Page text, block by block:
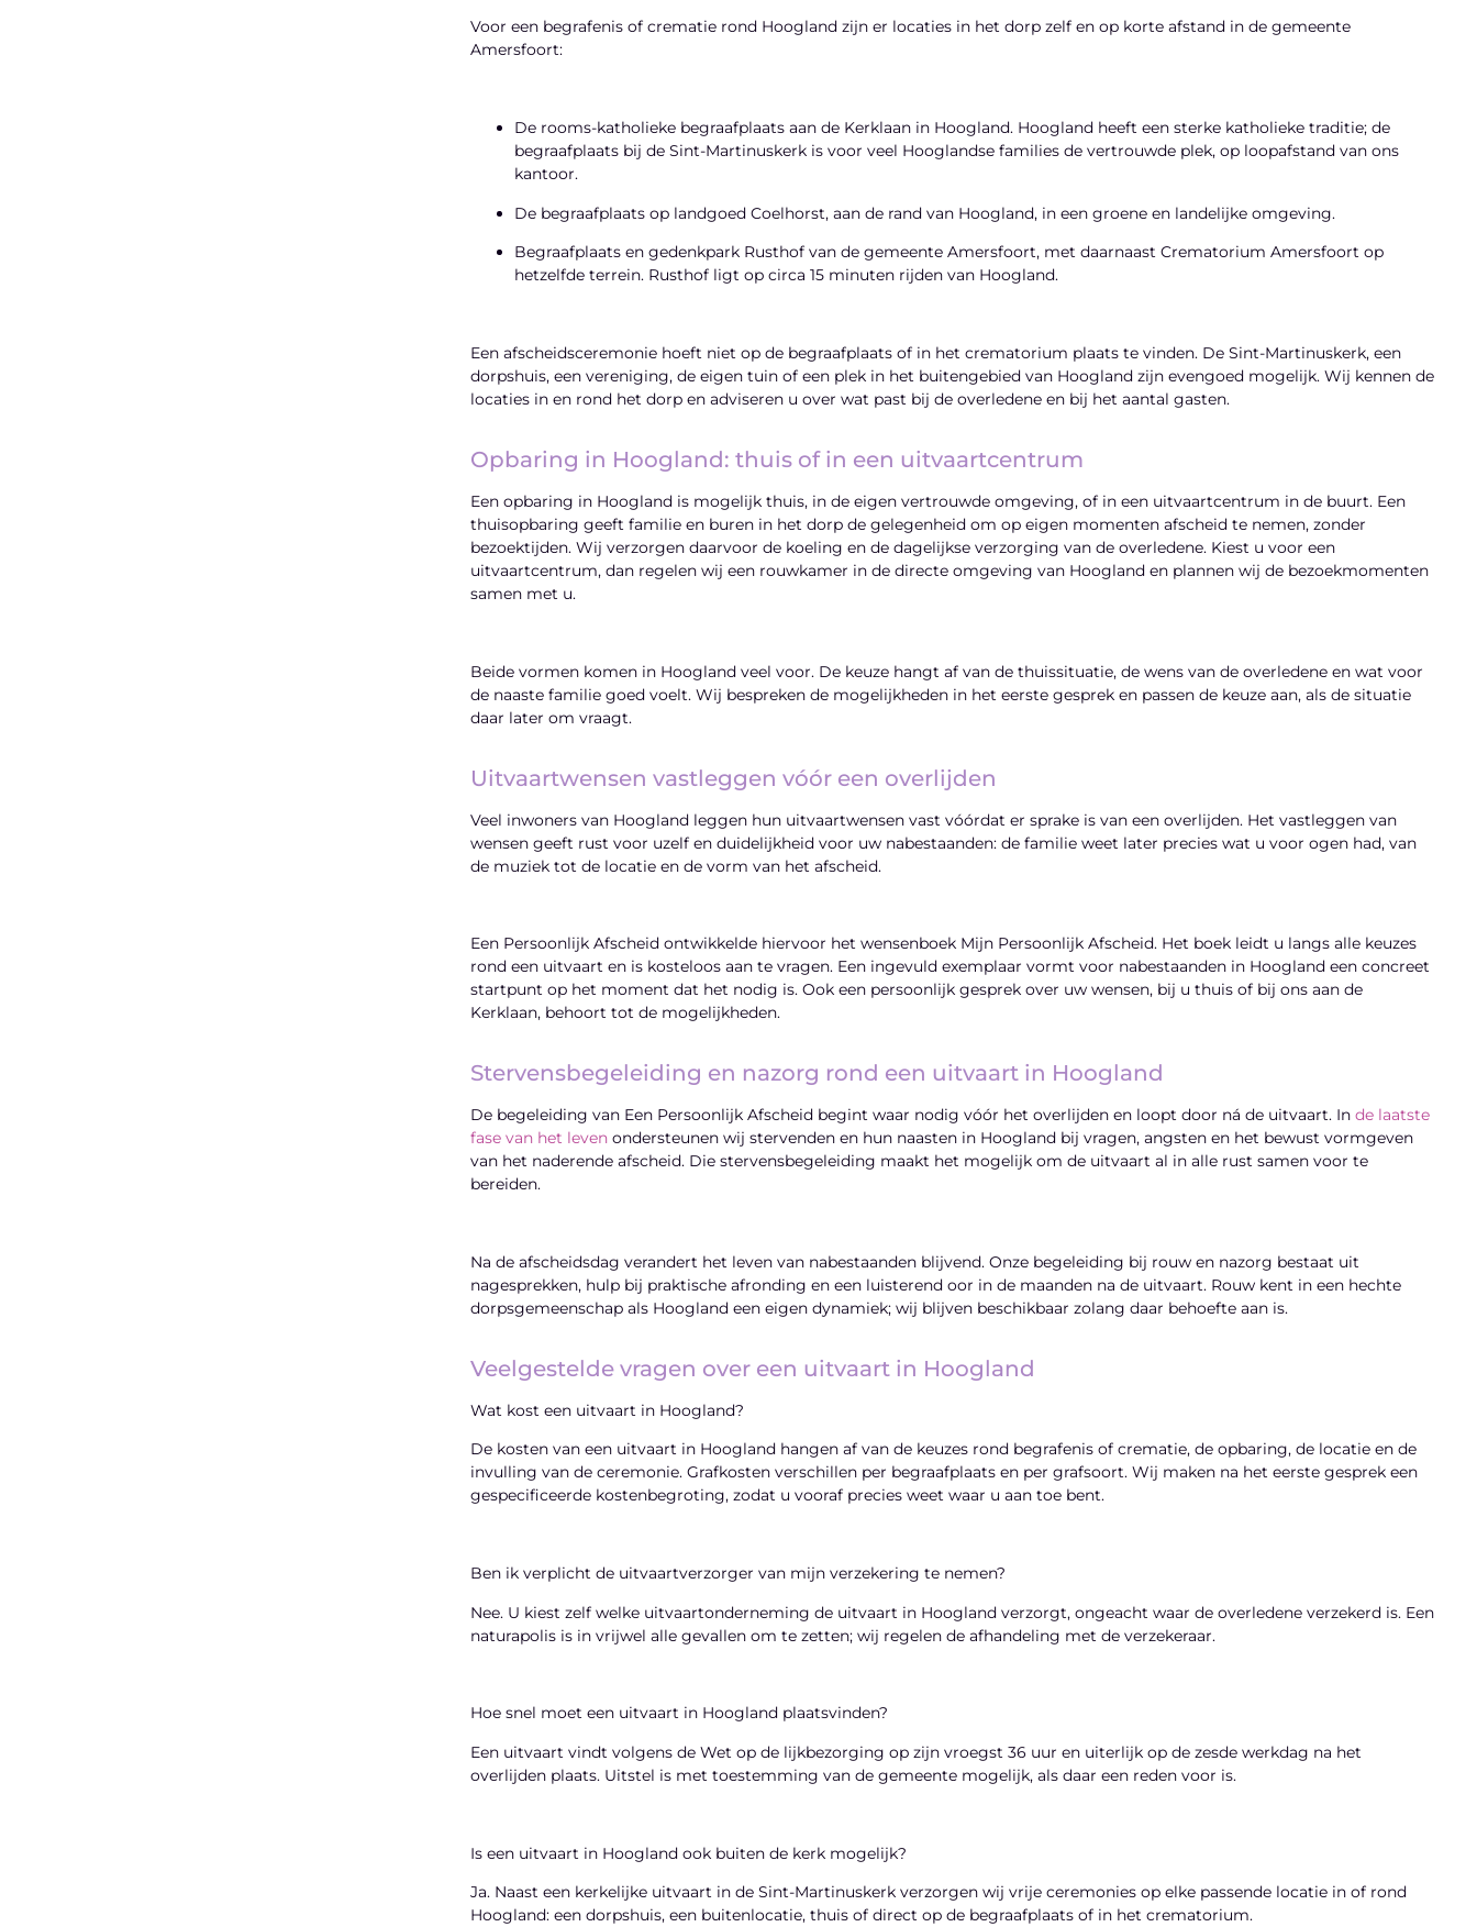
Voor een begrafenis of crematie rond Hoogland zijn er locaties in het dorp zelf en op korte afstand in de gemeente
Amersfoort:
De rooms-katholieke begraafplaats aan de Kerklaan in Hoogland. Hoogland heeft een sterke katholieke traditie; de
begraafplaats bij de Sint-Martinuskerk is voor veel Hooglandse families de vertrouwde plek, op loopafstand van ons
kantoor.
De begraafplaats op landgoed Coelhorst, aan de rand van Hoogland, in een groene en landelijke omgeving.
Begraafplaats en gedenkpark Rusthof van de gemeente Amersfoort, met daarnaast Crematorium Amersfoort op
hetzelfde terrein. Rusthof ligt op circa 15 minuten rijden van Hoogland.
Een afscheidsceremonie hoeft niet op de begraafplaats of in het crematorium plaats te vinden. De Sint-Martinuskerk, een
dorpshuis, een vereniging, de eigen tuin of een plek in het buitengebied van Hoogland zijn evengoed mogelijk. Wij kennen de
locaties in en rond het dorp en adviseren u over wat past bij de overledene en bij het aantal gasten.
Opbaring in Hoogland: thuis of in een uitvaartcentrum
Een opbaring in Hoogland is mogelijk thuis, in de eigen vertrouwde omgeving, of in een uitvaartcentrum in de buurt. Een
thuisopbaring geeft familie en buren in het dorp de gelegenheid om op eigen momenten afscheid te nemen, zonder
bezoektijden. Wij verzorgen daarvoor de koeling en de dagelijkse verzorging van de overledene. Kiest u voor een
uitvaartcentrum, dan regelen wij een rouwkamer in de directe omgeving van Hoogland en plannen wij de bezoekmomenten
samen met u.
Beide vormen komen in Hoogland veel voor. De keuze hangt af van de thuissituatie, de wens van de overledene en wat voor
de naaste familie goed voelt. Wij bespreken de mogelijkheden in het eerste gesprek en passen de keuze aan, als de situatie
daar later om vraagt.
Uitvaartwensen vastleggen vóór een overlijden
Veel inwoners van Hoogland leggen hun uitvaartwensen vast vóórdat er sprake is van een overlijden. Het vastleggen van
wensen geeft rust voor uzelf en duidelijkheid voor uw nabestaanden: de familie weet later precies wat u voor ogen had, van
de muziek tot de locatie en de vorm van het afscheid.
Een Persoonlijk Afscheid ontwikkelde hiervoor het wensenboek Mijn Persoonlijk Afscheid. Het boek leidt u langs alle keuzes
rond een uitvaart en is kosteloos aan te vragen. Een ingevuld exemplaar vormt voor nabestaanden in Hoogland een concreet
startpunt op het moment dat het nodig is. Ook een persoonlijk gesprek over uw wensen, bij u thuis of bij ons aan de
Kerklaan, behoort tot de mogelijkheden.
Stervensbegeleiding en nazorg rond een uitvaart in Hoogland
De begeleiding van Een Persoonlijk Afscheid begint waar nodig vóór het overlijden en loopt door ná de uitvaart. In de laatste
fase van het leven ondersteunen wij stervenden en hun naasten in Hoogland bij vragen, angsten en het bewust vormgeven
van het naderende afscheid. Die stervensbegeleiding maakt het mogelijk om de uitvaart al in alle rust samen voor te
bereiden.
Na de afscheidsdag verandert het leven van nabestaanden blijvend. Onze begeleiding bij rouw en nazorg bestaat uit
nagesprekken, hulp bij praktische afronding en een luisterend oor in de maanden na de uitvaart. Rouw kent in een hechte
dorpsgemeenschap als Hoogland een eigen dynamiek; wij blijven beschikbaar zolang daar behoefte aan is.
Veelgestelde vragen over een uitvaart in Hoogland
Wat kost een uitvaart in Hoogland?
De kosten van een uitvaart in Hoogland hangen af van de keuzes rond begrafenis of crematie, de opbaring, de locatie en de
invulling van de ceremonie. Grafkosten verschillen per begraafplaats en per grafsoort. Wij maken na het eerste gesprek een
gespecificeerde kostenbegroting, zodat u vooraf precies weet waar u aan toe bent.
Ben ik verplicht de uitvaartverzorger van mijn verzekering te nemen?
Nee. U kiest zelf welke uitvaartonderneming de uitvaart in Hoogland verzorgt, ongeacht waar de overledene verzekerd is. Een
naturapolis is in vrijwel alle gevallen om te zetten; wij regelen de afhandeling met de verzekeraar.
Hoe snel moet een uitvaart in Hoogland plaatsvinden?
Een uitvaart vindt volgens de Wet op de lijkbezorging op zijn vroegst 36 uur en uiterlijk op de zesde werkdag na het
overlijden plaats. Uitstel is met toestemming van de gemeente mogelijk, als daar een reden voor is.
Is een uitvaart in Hoogland ook buiten de kerk mogelijk?
Ja. Naast een kerkelijke uitvaart in de Sint-Martinuskerk verzorgen wij vrije ceremonies op elke passende locatie in of rond
Hoogland: een dorpshuis, een buitenlocatie, thuis of direct op de begraafplaats of in het crematorium.